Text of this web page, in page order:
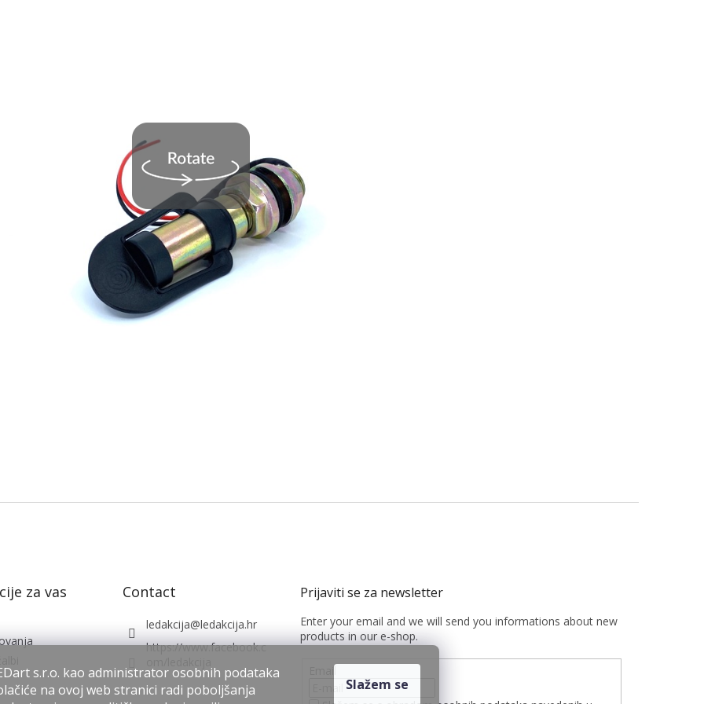
s.r.o. kao administrator osobnih podataka
na ovoj web stranici radi poboljšanja
za vas Contact
ledakcija@ledakcija.hr
https://www.facebook.c
Enter your email and we will send you informations about new
products in our e-shop.
Email